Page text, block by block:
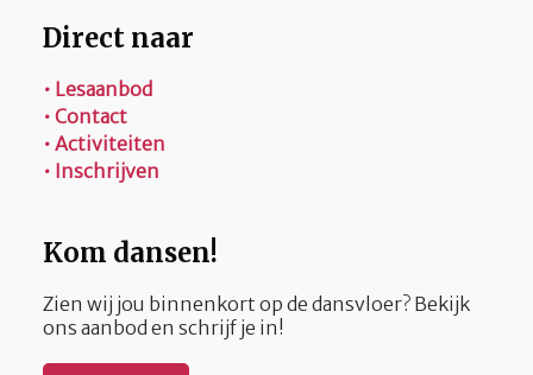
Direct naar
• Lesaanbod
• Contact
• Activiteiten
• Inschrijven
Kom dansen!
Zien wij jou binnenkort op de dansvloer? Bekijk
ons aanbod en schrijf je in!